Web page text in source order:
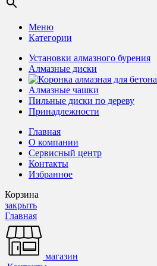
Меню
Категории
Установки алмазного бурения
Алмазные диски
Алмазные чашки
Пильные диски по дереву
Принадлежности
Главная
О компании
Сервисный центр
Контакты
Избранное
Корзина
закрыть
Главная
магазин